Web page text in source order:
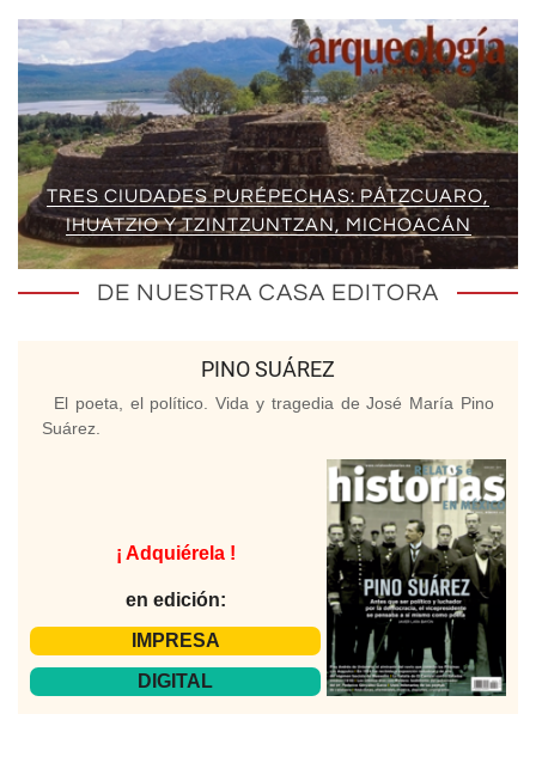
TRES CIUDADES PURÉPECHAS: PÁTZCUARO,
IHUATZIO Y TZINTZUNTZAN, MICHOACÁN
DE NUESTRA CASA EDITORA
PINO SUÁREZ
El poeta, el político. Vida y tragedia de José María Pino
Suárez.
¡ Adquiérela !
en edición:
IMPRESA
DIGITAL